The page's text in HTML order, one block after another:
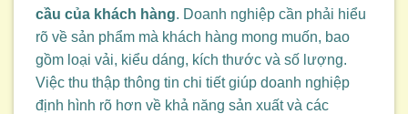
cầu của khách hàng. Doanh nghiệp cần phải hiểu
rõ về sản phẩm mà khách hàng mong muốn, bao
gồm loại vải, kiểu dáng, kích thước và số lượng.
Việc thu thập thông tin chi tiết giúp doanh nghiệp
định hình rõ hơn về khả năng sản xuất và các